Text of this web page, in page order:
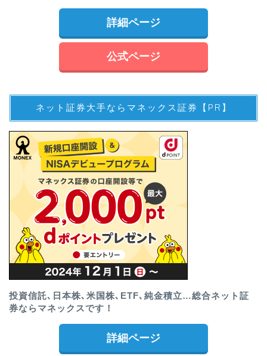
詳細ページ
公式ページ
ネット証券大手ならマネックス証券【PR】
投資信託､日本株､米国株､ETF､純金積立…総合ネット証
券ならマネックスです！
詳細ページ